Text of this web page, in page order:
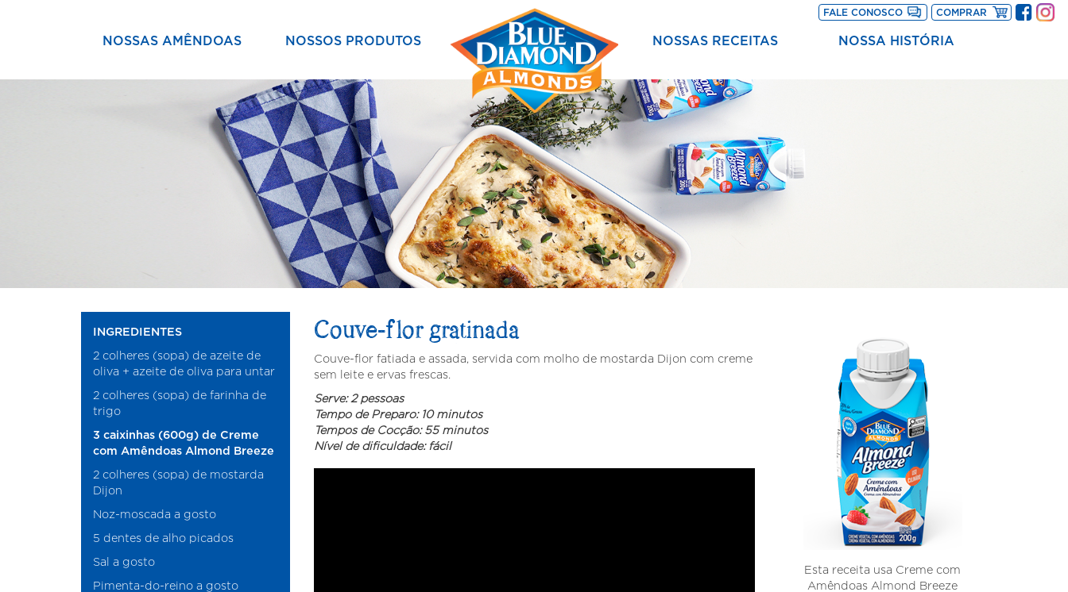
NOSSAS AMÊNDOAS NOSSOS PRODUTOS NOSSAS RECEITAS NOSSA HISTÓRIA
FALE CONOSCO COMPRAR PARTNER
INGREDIENTES
2 colheres (sopa) de azeite de
oliva + azeite de oliva para untar
2 colheres (sopa) de farinha de
trigo
3 caixinhas (600g) de Creme
com Amêndoas Almond Breeze
2 colheres (sopa) de mostarda
Dijon
Noz-moscada a gosto
5 dentes de alho picados
Sal a gosto
Pimenta-do-reino a gosto
Couve-flor gratinada
Couve-flor fatiada e assada, servida com molho de mostarda Dijon com creme
sem leite e ervas frescas.
Serve: 2 pessoas
Tempo de Preparo: 10 minutos
Tempos de Cocção: 55 minutos
Nível de dificuldade: fácil
Esta receita usa Creme com
Amêndoas Almond Breeze